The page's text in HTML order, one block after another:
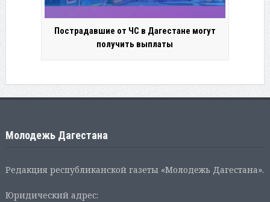
Пострадавшие от ЧС в Дагестане могут
получить выплаты
Молодежь Дагестана
Редакция республиканской газеты «Молодежь Дагестана».
Юридический адрес: